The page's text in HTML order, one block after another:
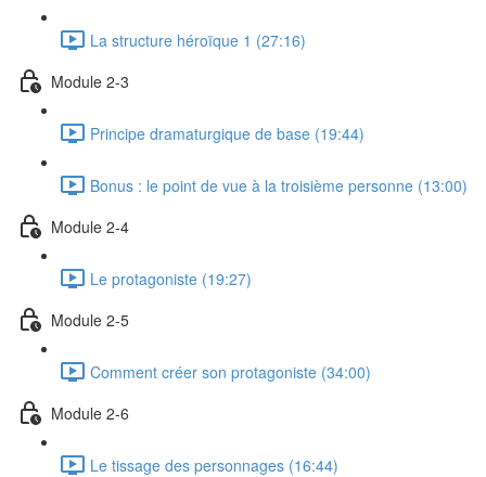
La structure héroïque 1 (27:16)
Module 2-3
Principe dramaturgique de base (19:44)
Bonus : le point de vue à la troisième personne (13:00)
Module 2-4
Le protagoniste (19:27)
Module 2-5
Comment créer son protagoniste (34:00)
Module 2-6
Le tissage des personnages (16:44)